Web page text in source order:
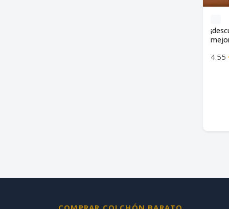
4.55